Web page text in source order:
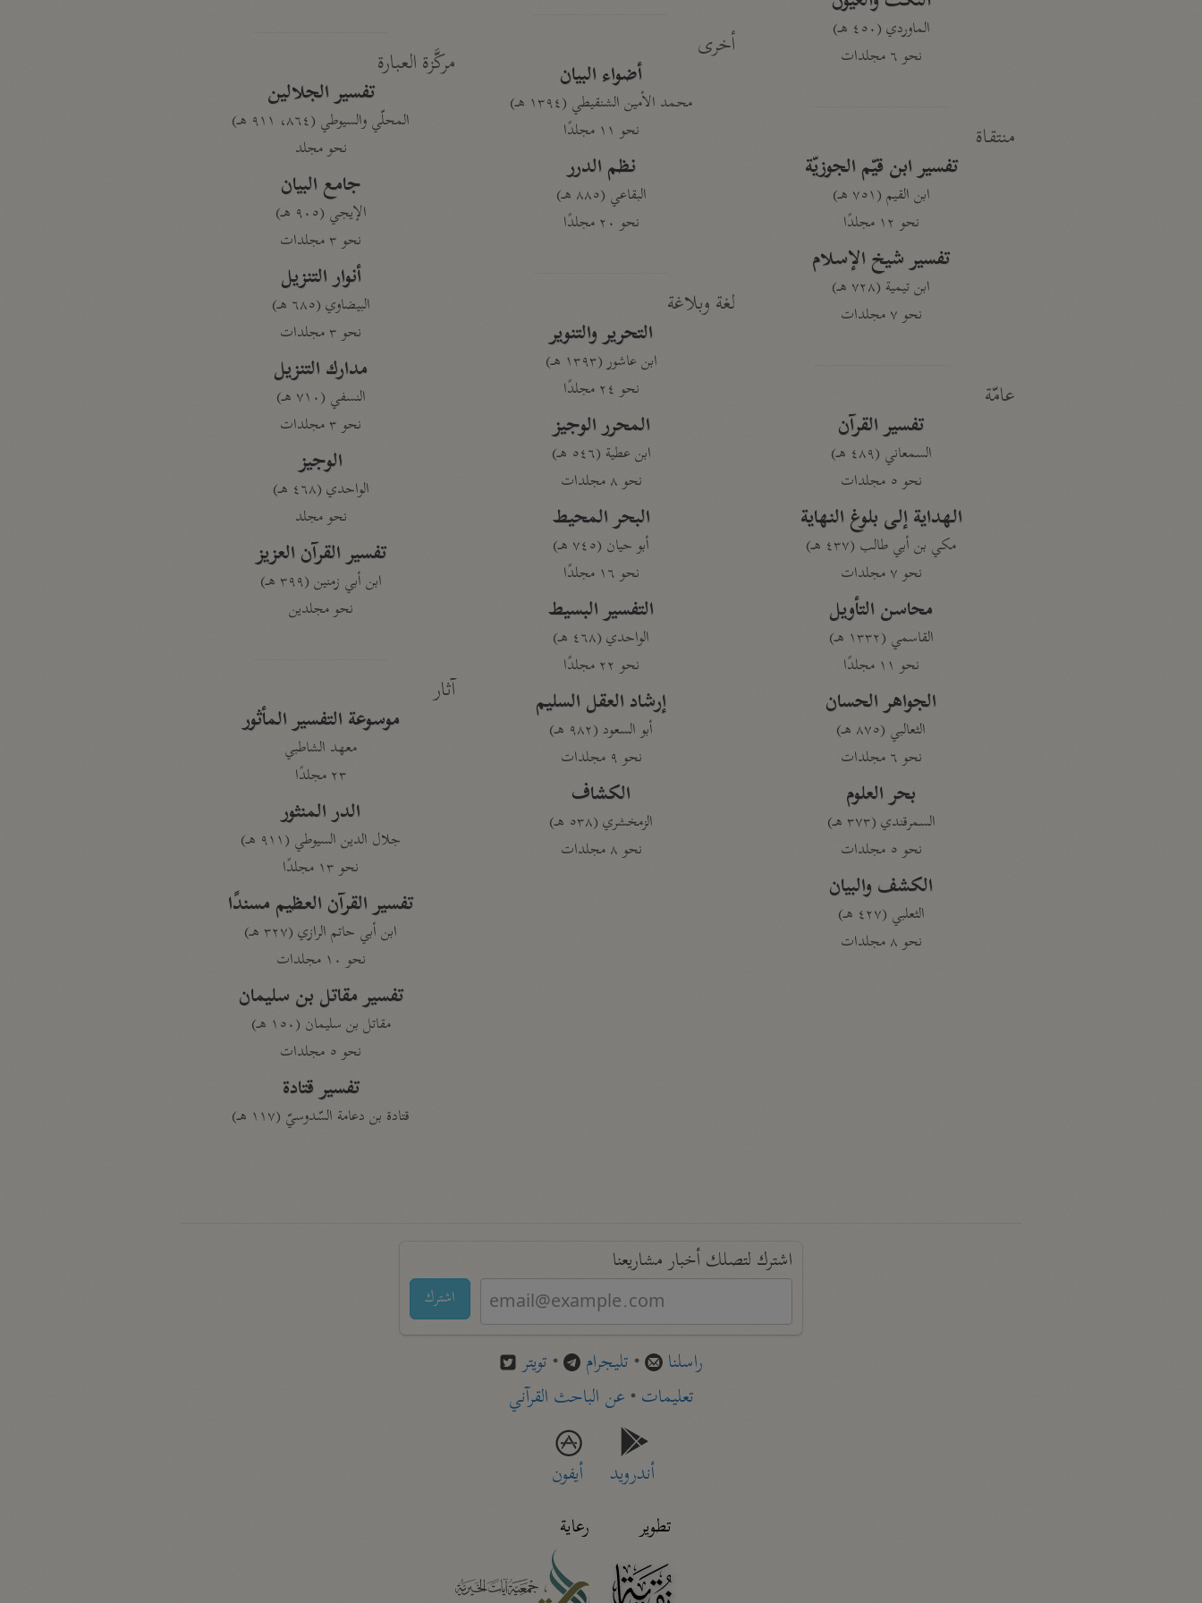
الماوردي (٤٥٠ هـ)
نحو ٦ مجلدات
منتقاة
تفسير ابن قيّم الجوزيّة
ابن القيم (٧٥١ هـ)
نحو ١٢ مجلدًا
تفسير شيخ الإسلام
ابن تيمية (٧٢٨ هـ)
نحو ٧ مجلدات
عامّة
تفسير القرآن
السمعاني (٤٨٩ هـ)
نحو ٥ مجلدات
الهداية إلى بلوغ النهاية
مكي بن أبي طالب (٤٣٧ هـ)
نحو ٧ مجلدات
محاسن التأويل
القاسمي (١٣٣٢ هـ)
نحو ١١ مجلدًا
الجواهر الحسان
الثعالبي (٨٧٥ هـ)
نحو ٦ مجلدات
بحر العلوم
السمرقندي (٣٧٣ هـ)
نحو ٥ مجلدات
الكشف والبيان
الثعلبي (٤٢٧ هـ)
نحو ٨ مجلدات
أخرى
أضواء البيان
محمد الأمين الشنقيطي (١٣٩٤ هـ)
نحو ١١ مجلدًا
نظم الدرر
البقاعي (٨٨٥ هـ)
نحو ٢٠ مجلدًا
لغة وبلاغة
التحرير والتنوير
ابن عاشور (١٣٩٣ هـ)
نحو ٢٤ مجلدًا
المحرر الوجيز
ابن عطية (٥٤٦ هـ)
نحو ٨ مجلدات
البحر المحيط
أبو حيان (٧٤٥ هـ)
نحو ١٦ مجلدًا
التفسير البسيط
الواحدي (٤٦٨ هـ)
نحو ٢٢ مجلدًا
إرشاد العقل السليم
أبو السعود (٩٨٢ هـ)
نحو ٩ مجلدات
الكشاف
الزمخشري (٥٣٨ هـ)
نحو ٨ مجلدات
مركَّزة العبارة
تفسير الجلالين
المحلّي والسيوطي (٨٦٤، ٩١١ هـ)
نحو مجلد
جامع البيان
الإيجي (٩٠٥ هـ)
نحو ٣ مجلدات
أنوار التنزيل
البيضاوي (٦٨٥ هـ)
نحو ٣ مجلدات
مدارك التنزيل
النسفي (٧١٠ هـ)
نحو ٣ مجلدات
الوجيز
الواحدي (٤٦٨ هـ)
نحو مجلد
تفسير القرآن العزيز
ابن أبي زمنين (٣٩٩ هـ)
نحو مجلدين
آثار
موسوعة التفسير المأثور
معهد الشاطبي
٢٣ مجلدًا
الدر المنثور
جلال الدين السيوطي (٩١١ هـ)
نحو ١٣ مجلدًا
تفسير القرآن العظيم مسندًا
ابن أبي حاتم الرازي (٣٢٧ هـ)
نحو ١٠ مجلدات
تفسير مقاتل بن سليمان
مقاتل بن سليمان (١٥٠ هـ)
نحو ٥ مجلدات
تفسير قتادة
قتادة بن دعامة السّدوسيّ (١١٧ هـ)
اشترك لتصلك أخبار مشاريعنا
اشترك
راسلنا • تليجرام • تويتر
تعليمات• عن الباحث القرآني
أندرويد
أيفون
تطوير
رعاية